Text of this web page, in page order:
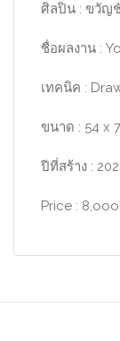
ศิลปิน : ขวัญ
ชื่อผลงาน :
เทคนิค :
ขนาด : 54 x
ปีที่สร้าง :
Price :